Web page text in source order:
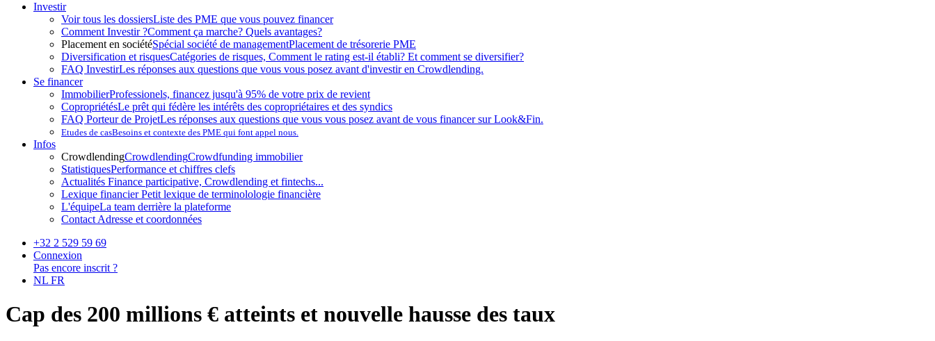
Investir
Voir tous les dossiersListe des PME que vous pouvez financer
Comment Investir ?Comment ça marche? Quels avantages?
Placement en sociétéSpécial société de managementPlacement de trésorerie PME
Diversification et risquesCatégories de risques, Comment le rating est-il établi? Et comment se diversifier?
FAQ InvestirLes réponses aux questions que vous vous posez avant d'investir en Crowdlending.
Se financer
ImmobilierProfessionels, financez jusqu'à 95% de votre prix de revient
CopropriétésLe prêt qui fédère les intérêts des copropriétaires et des syndics
FAQ Porteur de ProjetLes réponses aux questions que vous vous posez avant de vous financer sur Look&Fin.
Etudes de casBesoins et contexte des PME qui font appel nous.
Infos
CrowdlendingCrowdlendingCrowdfunding immobilier
StatistiquesPerformance et chiffres clefs
Actualités Finance participative, Crowdlending et fintechs...
Lexique financierPetit lexique de terminolologie financière
L'équipeLa team derrière la plateforme
Contact Adresse et coordonnées
+32 2 529 59 69
Connexion
Pas encore inscrit ?
NL FR
Cap des 200 millions € atteints et nouvelle hausse des taux